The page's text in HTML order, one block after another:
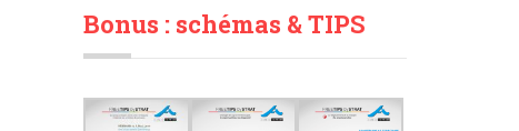
Bonus : schémas & TIPS